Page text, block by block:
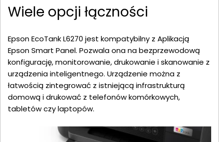
Wiele opcji łączności
Epson EcoTank L6270 jest kompatybilny z Aplikacją
Epson Smart Panel. Pozwala ona na bezprzewodową
konfigurację, monitorowanie, drukowanie i skanowanie z
urządzenia inteligentnego. Urządzenie można z
łatwością zintegrować z istniejącą infrastrukturą
domową i drukować z telefonów komórkowych,
tabletów czy laptopów.